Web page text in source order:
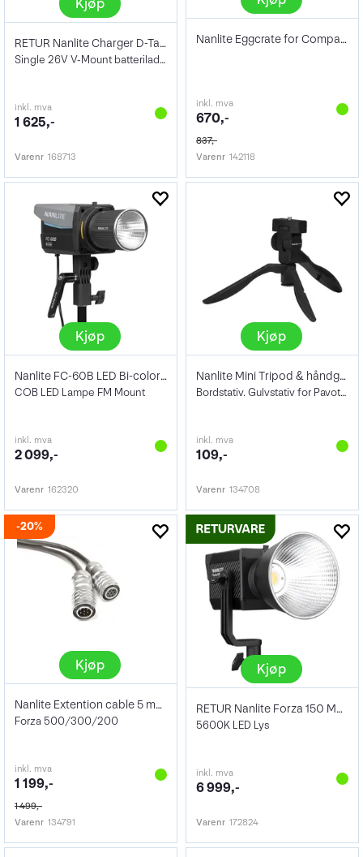
Kjøp
RETUR Nanlite Charger D-Tap to V-Mount
Single 26V V-Mount batterilader
inkl. mva
1 625,-
Varenr 168713
Nanlite Eggcrate for Compac 100/100B
inkl. mva
670,-
837,-
Varenr 142118
Kjøp
Nanlite FC-60B LED Bi-color Spot Light
COB LED Lampe FM Mount
inkl. mva
2 099,-
Varenr 162320
Kjøp
Nanlite Mini Tripod & håndgrep
Bordstativ. Gulvstativ for Pavotube
inkl. mva
109,-
Varenr 134708
20%
Kjøp
Nanlite Extention cable 5 meter
Forza 500/300/200
inkl. mva
1 199,-
1 499,-
Varenr 134791
Kjøp
RETUR Nanlite Forza 150 Monolight LED
5600K LED Lys
inkl. mva
6 999,-
Varenr 172824